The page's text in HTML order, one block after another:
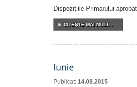
Dispoziţiile Primarului
CITEŞTE MAI MULT...
Iunie
Publicat: 14.08.2015